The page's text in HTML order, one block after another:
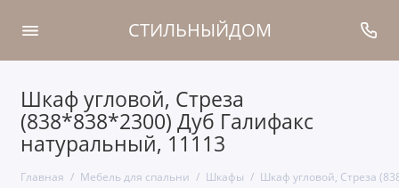
СТИЛЬНЫЙДОМ
Шкаф угловой, Стреза
(838*838*2300) Дуб Галифакс
натуральный, 11113
Главная Мебель для спальни Шкафы Шкаф угловой, Стреза